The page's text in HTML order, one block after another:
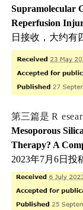
Supramolecular
Reperfusion
日接收，大约有
第三篇是 R
Mesoporous
Therapy? A
2023年7月6日投